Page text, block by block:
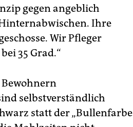
gegen angeblich
Ihre
Wir Pfleger
35 Grad.“
selbstverständlich
statt der „Bullenfarbe